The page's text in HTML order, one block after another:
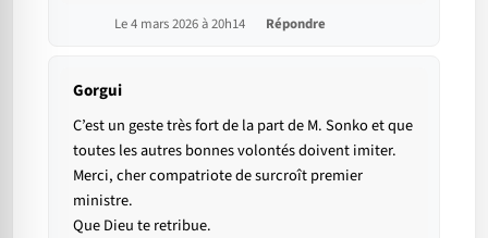
Le 4 mars 2026 à 20h14 Répondre
Gorgui
C’est un geste très fort de la part de M. Sonko et que
toutes les autres bonnes volontés doivent imiter.
Merci, cher compatriote de surcroît premier
ministre.
Que Dieu te retribue.